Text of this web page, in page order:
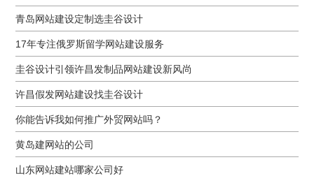
青岛网站建设定制选圭谷设计
17年专注俄罗斯留学网站建设服务
圭谷设计引领许昌发制品网站建设新风尚
许昌假发网站建设找圭谷设计
你能告诉我如何推广外贸网站吗？
黄岛建网站的公司
山东网站建站哪家公司好